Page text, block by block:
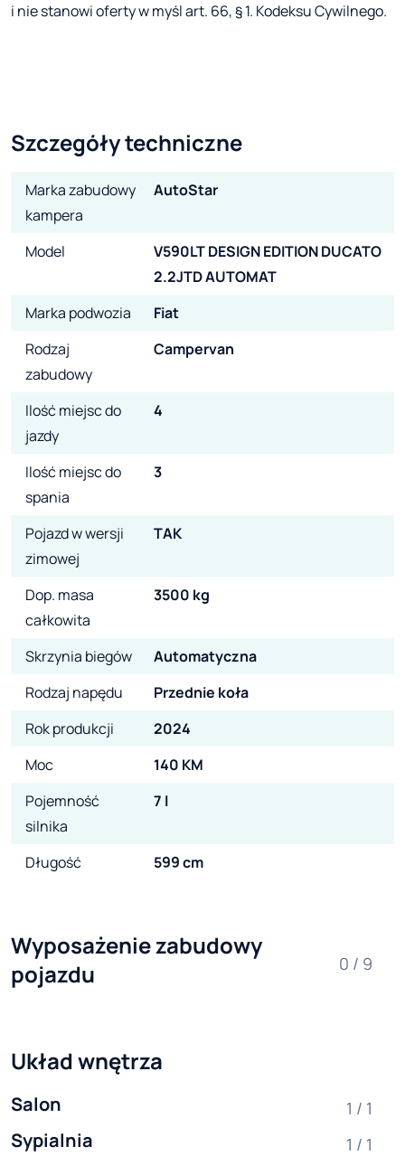
i nie stanowi oferty w myśl art. 66, § 1. Kodeksu Cywilnego.
Szczegóły techniczne
Marka zabudowy
kampera
AutoStar
Model
V590LT DESIGN EDITION DUCATO
2.2JTD AUTOMAT
Marka podwozia
Fiat
Rodzaj
zabudowy
Campervan
Ilość miejsc do
jazdy
4
Ilość miejsc do
spania
3
Pojazd w wersji
zimowej
TAK
Dop. masa
całkowita
3500 kg
Skrzynia biegów
Automatyczna
Rodzaj napędu
Przednie koła
Rok produkcji
2024
Moc
140 KM
Pojemność
silnika
7 l
Długość 599 cm
Wyposażenie zabudowy
pojazdu
0 / 9
Układ wnętrza
Salon 1 / 1
Sypialnia 1 / 1